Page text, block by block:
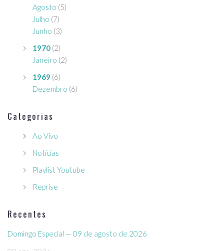
Agosto (5)
Julho (7)
Junho (3)
1970 (2)
Janeiro (2)
1969 (6)
Dezembro (6)
Categorias
Ao Vivo
Notícias
Playlist Youtube
Reprise
Recentes
Domingo Especial — 09 de agosto de 2026